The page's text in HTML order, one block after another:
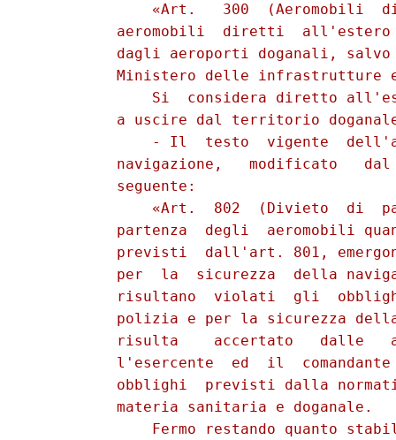
«Art.   300  (Aeromobili
aeromobili  diretti
dagli aeroporti doganali,
Ministero delle infrastrutture
Si  considera diretto
a uscire dal territorio
- Il  testo  vigente
navigazione,   modificato
          seguente:
«Art.  802  (Divieto  di
partenza  degli  aeromobili
previsti  dall'art. 801,
per  la  sicurezza  della
risultano  violati  gli
polizia e per la sicurezza
risulta    accertato   dalle
l'esercente  ed  il
obblighi  previsti dalla
          materia sanitaria e doganale.
Fermo restando quanto